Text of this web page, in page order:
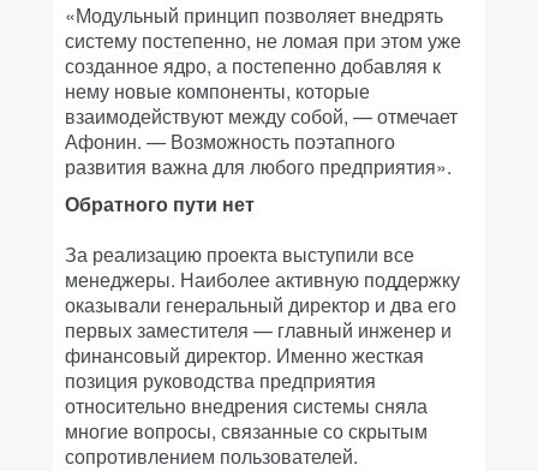
«Модульный принцип позволяет внедрять
систему постепенно, не ломая при этом уже
созданное ядро, а постепенно добавляя к
нему новые компоненты, которые
взаимодействуют между собой, — отмечает
Афонин. — Возможность поэтапного
развития важна для любого предприятия».
Обратного пути нет
За реализацию проекта выступили все
менеджеры. Наиболее активную поддержку
оказывали генеральный директор и два его
первых заместителя — главный инженер и
финансовый директор. Именно жесткая
позиция руководства предприятия
относительно внедрения системы сняла
многие вопросы, связанные со скрытым
сопротивлением пользователей.